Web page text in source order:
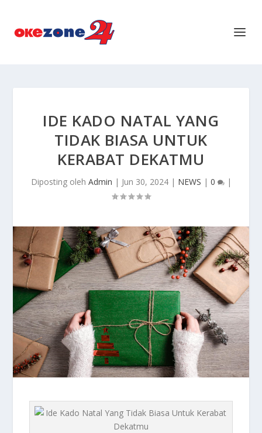
IDE KADO NATAL YANG
TIDAK BIASA UNTUK
KERABAT DEKATMU
Diposting oleh Admin | Jun 30, 2024| NEWS | 0 |